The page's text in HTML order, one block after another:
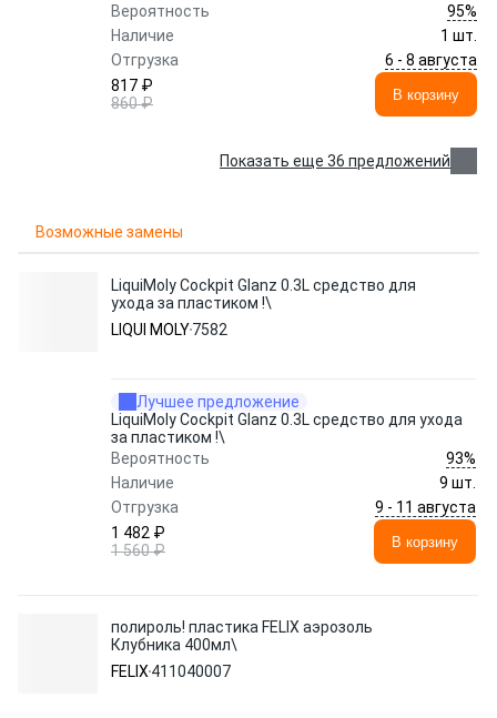
Вероятность
95%
Наличие
1 шт.
Отгрузка
6 - 8 августа
817 ₽
860 ₽
В корзину
Показать еще 36 предложений
Возможные замены
LiquiMoly Cockpit Glanz 0.3L средство для
ухода за пластиком !\
LIQUI MOLY7582
Лучшее предложение
LiquiMoly Cockpit Glanz 0.3L средство для ухода
за пластиком !\
Вероятность
93%
Наличие
9 шт.
Отгрузка
9 - 11 августа
1 482 ₽
1 560 ₽
В корзину
полироль! пластика FELIX аэрозоль
Клубника 400мл\
FELIX 411040007